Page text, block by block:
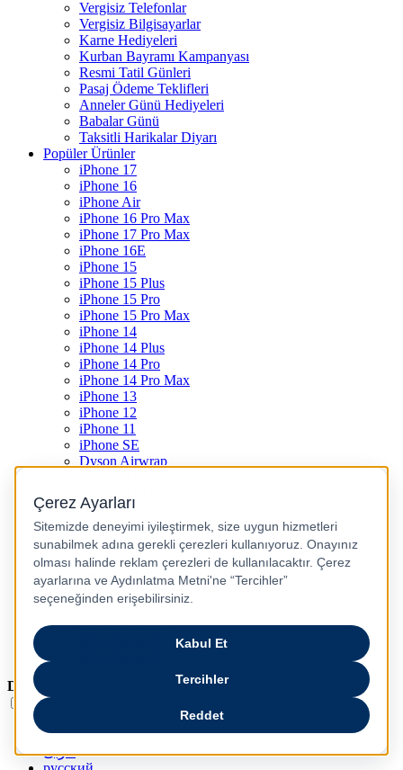
Vergisiz Telefonlar
Vergisiz Bilgisayarlar
Karne Hediyeleri
Kurban Bayramı Kampanyası
Resmi Tatil Günleri
Pasaj Ödeme Teklifleri
Anneler Günü Hediyeleri
Babalar Günü
Taksitli Harikalar Diyarı
Popüler Ürünler
iPhone 17
iPhone 16
iPhone Air
iPhone 16 Pro Max
iPhone 17 Pro Max
iPhone 16E
iPhone 15
iPhone 15 Plus
iPhone 15 Pro
iPhone 15 Pro Max
iPhone 14
iPhone 14 Plus
iPhone 14 Pro
iPhone 14 Pro Max
iPhone 13
iPhone 12
iPhone 11
iPhone SE
Dyson Airwrap
Dyson V15 Detect Submarine
Dyson Airstrait
Dyson V12
Dyson V8
Samsung Galaxy S25
Samsung Galaxy S25 Ultra
PS5 / Playstation 5
PS4 / Playstation 4
Nintendo Switch
Dil
Türkçe
English
عربى